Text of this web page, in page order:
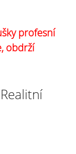
profesní
obdrží